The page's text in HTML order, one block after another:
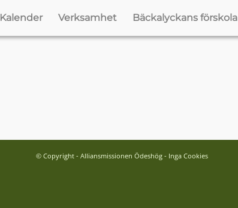
Kalender Verksamhet Bäckalyckans förskola
© Copyright - Alliansmissionen Ödeshög - Inga Cookies